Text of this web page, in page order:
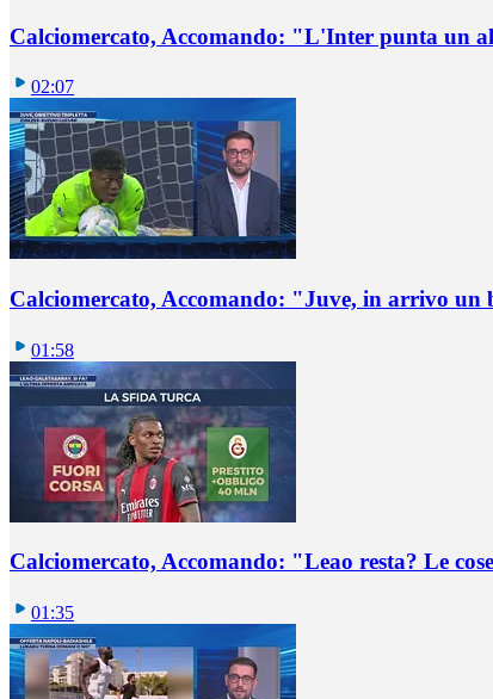
Calciomercato, Accomando: "L'Inter punta un
02:07
Calciomercato, Accomando: "Juve, in arrivo un
01:58
Calciomercato, Accomando: "Leao resta? Le
01:35